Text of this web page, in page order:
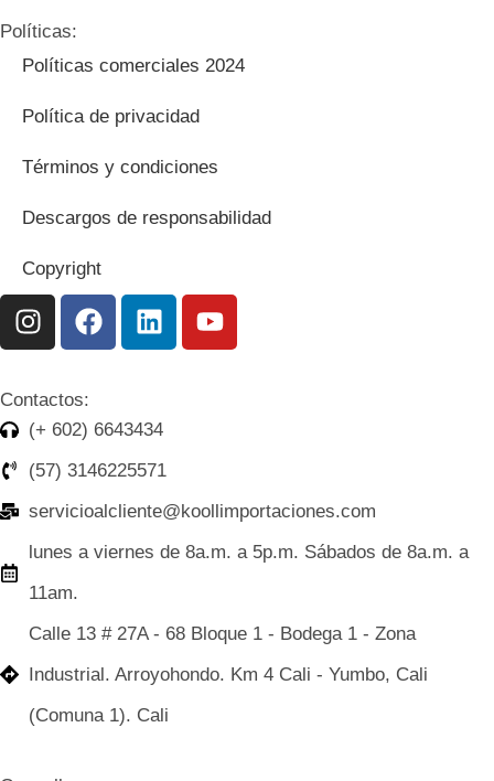
Políticas:
Políticas comerciales 2024
Política de privacidad
Términos y condiciones
Descargos de responsabilidad
Copyright
Contactos:
(+ 602) 6643434
(57) 3146225571
servicioalcliente@koollimportaciones.com
lunes a viernes de 8a.m. a 5p.m. Sábados de 8a.m. a
11am.
Calle 13 # 27A - 68 Bloque 1 - Bodega 1 - Zona
Industrial. Arroyohondo. Km 4 Cali - Yumbo, Cali
(Comuna 1). Cali